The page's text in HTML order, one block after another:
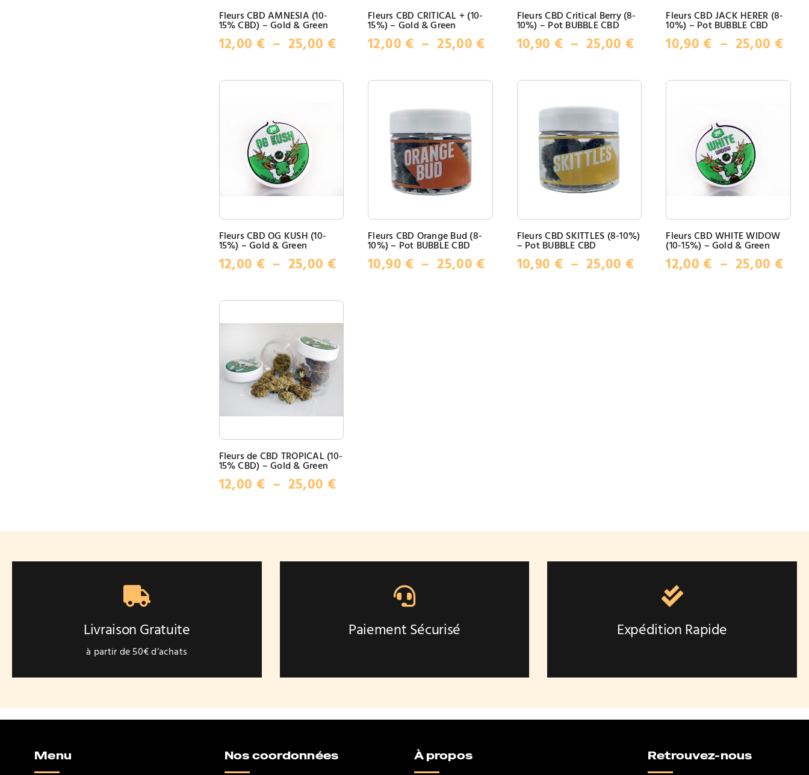
Fleurs CBD AMNESIA (10-
15% CBD) – Gold & Green
12,00 € – 25,00 €Plage
prix :
Fleurs CBD CRITICAL + (10-
15%) – Gold & Green
12,00 € – 25,00 €Plage
prix :
Fleurs CBD Critical Berry (8-
10%) – Pot BUBBLE CBD
10,90 € – 25,00 €Plage
prix :
Fleurs CBD JACK HERER (8-
10%) – Pot BUBBLE CBD
10,90 € – 25,00 €
Fleurs CBD OG KUSH (10-
15%) – Gold & Green
12,00 € – 25,00 €Plage
prix :
à
Fleurs CBD Orange Bud (8-
10%) – Pot BUBBLE CBD
10,90 € – 25,00 €Plage
Fleurs CBD SKITTLES (8-10%)
– Pot BUBBLE CBD
10,90 € – 25,00 €Plage
Fleurs CBD WHITE WIDOW
(10-15%) – Gold & Green
12,00 € – 25,00 €
Fleurs de CBD TROPICAL (10-
15% CBD) – Gold & Green
12,00 € – 25,00 €Plage
prix :
Livraison Gratuite
à partir de 50€ d’achats
Paiement Sécurisé Expédition Rapide
Menu Nos coordonnées À propos Retrouvez-nous